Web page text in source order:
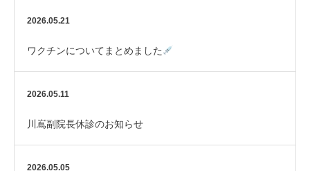
2026.05.21
ワクチンについてまとめました
2026.05.11
川嶌副院長休診のお知らせ
2026.05.05